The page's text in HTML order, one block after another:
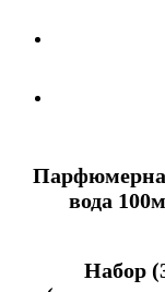
вода
Набор